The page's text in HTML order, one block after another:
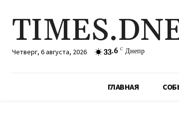
Четверг, 6 августа, 2026 33.6 C Днепр
ГЛАВНАЯ